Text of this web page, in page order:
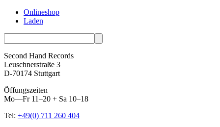
Onlineshop
Laden
Second Hand Records
Leuschnerstraße 3
D-70174 Stuttgart
Öffungszeiten
Mo—Fr 11–20 + Sa 10–18
Tel: +49(0) 711 260 404